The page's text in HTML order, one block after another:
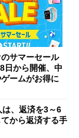
サマーセール
日から開催、中
ームがお得に
、返済を3～6
から返済する手